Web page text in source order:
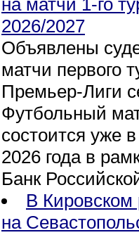
2026/2027
Объявлены
матчи первого
Премьер-Лиги
Футбольный
состоится уже
2026 года в
Банк
В Кировском
на